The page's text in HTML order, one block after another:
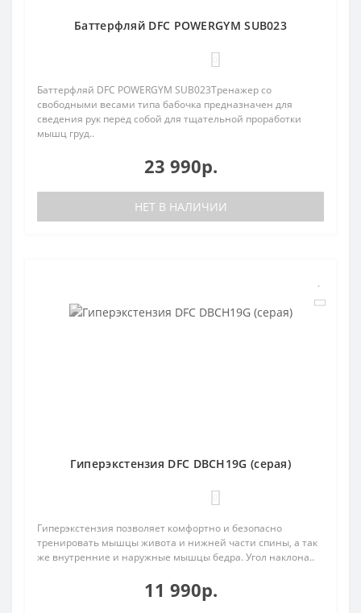
Баттерфляй DFC POWERGYM SUB023
Баттерфляй DFC POWERGYM SUB023Тренажер со
свободными весами типа бабочка предназначен для
сведения рук перед собой для тщательной проработки
мышц груд..
23 990р.
НЕТ В НАЛИЧИИ
Гиперэкстензия DFC DBCH19G (серая)
Гиперэкстензия позволяет комфортно и безопасно
тренировать мышцы живота и нижней части спины, а так
же внутренние и наружные мышцы бедра. Угол наклона..
11 990р.